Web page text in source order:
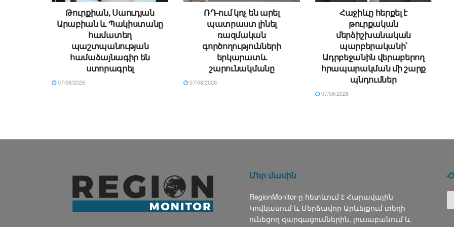
Թուրքիան, Սաուդյան
Արաբիան և Պակիստանը
համատեղ
պաշտպանության
համաձայնագիր են
ստորագրել
07/08/2026
ՌԴ-ում կոչ են արել
պատրաստ լինել
ռազմական
գործողությունների
երկարատև
շարունակմանը
07/08/2026
Հաջիևը հերքել է
թուրքական
մերձիշխանական
պարբերականի՝
Ադրբեջանին վերաբերող
հրապարակման մի շարք
պնդումներ
07/08/2026
Մեր մասին
RegionMonitor-ը հետևում է Հարավային
Կովկասում և Մերձավոր Արևելքում տեղի
ունեցող զարգացումներին, լուսաբանում և